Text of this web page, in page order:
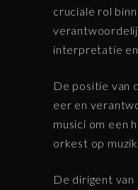
cruciale rol
interpretatie en
De positie van
eer en
musici om een
orkest op
De dirigent